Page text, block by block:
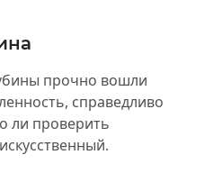
прочно вошли
справедливо
ли проверить